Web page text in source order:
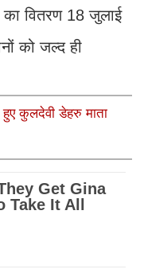
का वितरण 18 जुलाई
को जल्द ही
कुलदेवी डेहरु माता